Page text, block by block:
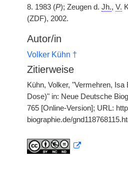
8. 1983 (P); Zeugen d. Jh., V.
(ZDF), 2002.
Autor/in
Volker Kühn †
Zitierweise
Kühn, Volker, "Vermehren,
Dose)" in: Neue Deutsche
765 [Online-Version]; URL:
biographie.de/